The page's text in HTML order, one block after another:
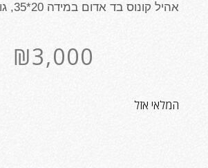
אהיל קונוס בד אדום במידה 20*35, גובה 25
₪3,000
המלאי אזל